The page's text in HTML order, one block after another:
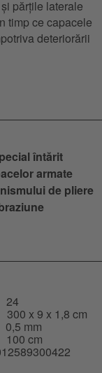
părțile laterale
timp ce capacele
deteriorării
întărit
armate
de pliere
24
300 x 9 x 1,8 cm
0,5 mm
100 cm